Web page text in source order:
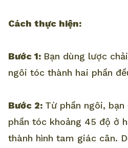
Cách thực hiện:
Bước 1: Bạn dùng lược
ngôi tóc thành hai phần
Bước 2: Từ phần ngôi,
phần tóc khoảng 45 độ ở
thành hình tam giác cân.